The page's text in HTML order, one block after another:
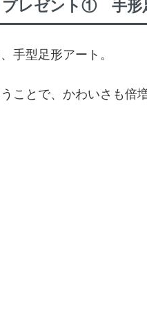
プレゼント① 手形
手型足形アート。
ことで、かわいさも倍